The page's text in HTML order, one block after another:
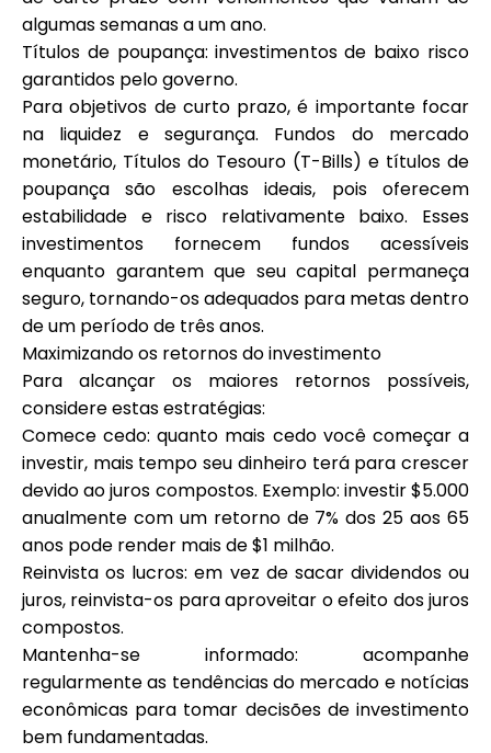
algumas semanas a um ano.
Títulos de poupança: investimentos de baixo risco
garantidos pelo governo.
Para objetivos de curto prazo, é importante focar
na liquidez e segurança. Fundos do mercado
monetário, Títulos do Tesouro (T-Bills) e títulos de
poupança são escolhas ideais, pois oferecem
estabilidade e risco relativamente baixo. Esses
investimentos fornecem fundos acessíveis
enquanto garantem que seu capital permaneça
seguro, tornando-os adequados para metas dentro
de um período de três anos.
Maximizando os retornos do investimento
Para alcançar os maiores retornos possíveis,
considere estas estratégias:
Comece cedo: quanto mais cedo você começar a
investir, mais tempo seu dinheiro terá para crescer
devido ao juros compostos. Exemplo: investir $5.000
anualmente com um retorno de 7% dos 25 aos 65
anos pode render mais de $1 milhão.
Reinvista os lucros: em vez de sacar dividendos ou
juros, reinvista-os para aproveitar o efeito dos juros
compostos.
Mantenha-se informado: acompanhe
regularmente as tendências do mercado e notícias
econômicas para tomar decisões de investimento
bem fundamentadas.